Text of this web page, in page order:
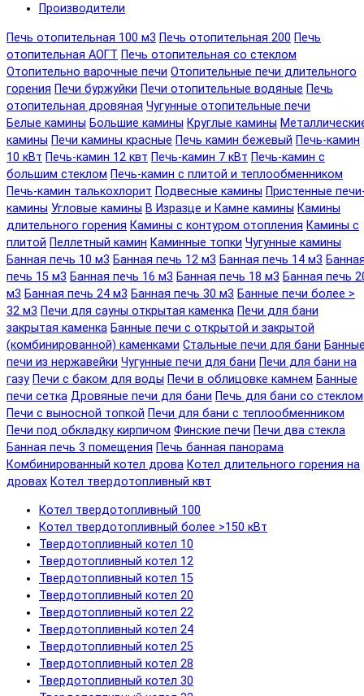
Производители
Печь отопительная 100 м3 Печь отопительная 200 Печь
отопительная АОГТ Печь отопительная со стеклом
Отопительно варочные печи Отопительные печи длительного
горения Печи буржуйки Печи отопительные водяные Печь
отопительная дровяная Чугунные отопительные печи
Белые камины Большие камины Круглые камины
камины Печи камины красные Печь камин бежевый Печь-камин
10 кВт Печь-камин 12 квт Печь-камин 7 кВт Печь-камин с
большим стеклом Печь-камин с плитой и теплообменником
Печь-камин талькохлорит Подвесные камины Пристенные
камины Угловые камины В Изразце и Камне камины Камины
длительного горения Камины с контуром отопления Камины с
плитой Пеллетный камин Каминные топки Чугунные камины
Банная печь 10 м3 Банная печь 12 м3 Банная печь 14 м3
печь 15 м3 Банная печь 16 м3 Банная печь 18 м3 Банная печь
м3 Банная печь 24 м3 Банная печь 30 м3 Банные печи более >
32 м3 Печи для сауны открытая каменка Печи для бани
закрытая каменка Банные печи с открытой и закрытой
(комбинированной) каменками Стальные печи для бани
печи из нержавейки Чугунные печи для бани Печи для бани на
газу Печи с баком для воды Печи в облицовке камнем Банные
печи сетка Дровяные печи для бани Печь для бани со стеклом
Печи с выносной топкой Печи для бани с теплообменником
Печи под обкладку кирпичом Финские печи Печи два стекла
Банная печь 3 помещения Печь банная панорама
Комбинированный котел дрова Котел длительного горения на
дровах Котел твердотопливный квт
Котел твердотопливный 100
Котел твердотопливный более >150 кВт
Твердотопливный котел 10
Твердотопливный котел 12
Твердотопливный котел 15
Твердотопливный котел 20
Твердотопливный котел 22
Твердотопливный котел 24
Твердотопливный котел 25
Твердотопливный котел 28
Твердотопливный котел 30